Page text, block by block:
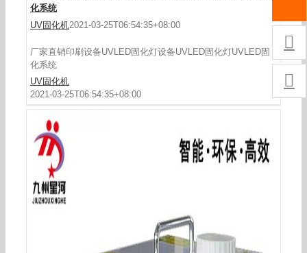
化系统
UV固化机2021-03-25T06:54:35+08:00
厂家直销印刷设备UVLED固化灯设备UVLED固化灯UVLED固
化系统
UV固化机
2021-03-25T06:54:35+08:00

